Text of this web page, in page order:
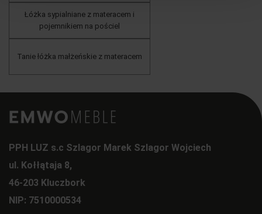
Łóżka sypialniane z materacem i
pojemnikiem na pościel
Tanie łóżka małżeńskie z materacem
PPH LUZ s.c Szlagor Marek Szlagor Wojciech
ul. Kołłątaja 8,
46-203 Kluczbork
NIP: 7510000534